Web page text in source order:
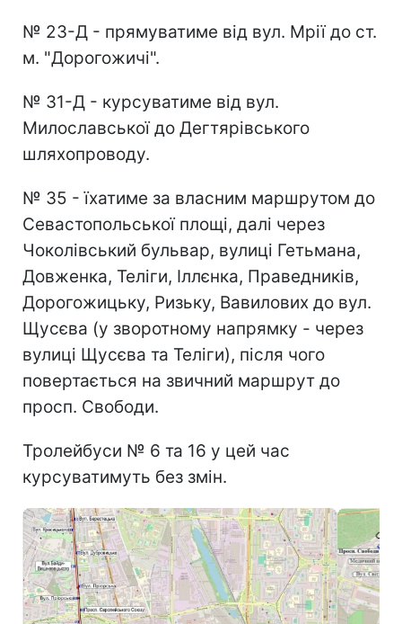
№ 23-Д - прямуватиме від вул. Мрії до ст.
м. "Дорогожичі".
№ 31-Д - курсуватиме від вул.
Милославської до Дегтярівського
шляхопроводу.
№ 35 - їхатиме за власним маршрутом до
Севастопольської площі, далі через
Чоколівський бульвар, вулиці Гетьмана,
Довженка, Теліги, Іллєнка, Праведників,
Дорогожицьку, Ризьку, Вавилових до вул.
Щусєва (у зворотному напрямку - через
вулиці Щусєва та Теліги), після чого
повертається на звичний маршрут до
просп. Свободи.
Тролейбуси № 6 та 16 у цей час
курсуватимуть без змін.